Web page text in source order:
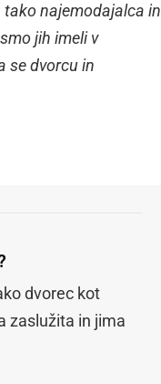
tako najemodajalca in
jih imeli v
se dvorcu in
dvorec kot
zaslužita in jima